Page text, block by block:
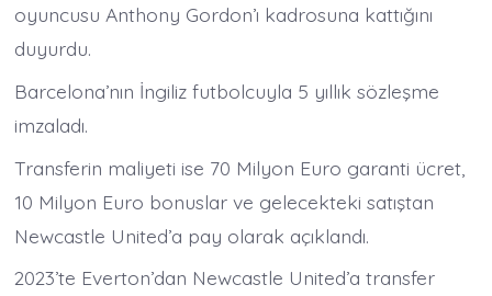
oyuncusu Anthony Gordon’ı kadrosuna kattığını
duyurdu.
Barcelona’nın İngiliz futbolcuyla 5 yıllık sözleşme
imzaladı.
Transferin maliyeti ise 70 Milyon Euro garanti ücret,
10 Milyon Euro bonuslar ve gelecekteki satıştan
Newcastle United’a pay olarak açıklandı.
2023’te Everton’dan Newcastle United’a transfer